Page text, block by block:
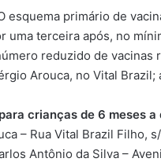
esquema primário de
uma terceira após, no
reduzido de vacinas
Arouca, no Vital
crianças de 6 meses a
– Rua Vital Brazil Filho,
Antônio da Silva –